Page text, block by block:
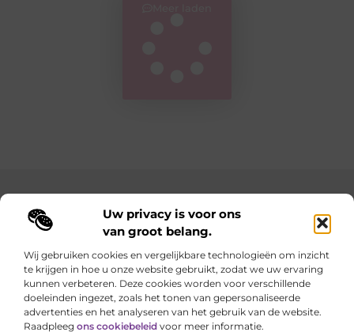
Uw privacy is voor ons
van groot belang.
Wij gebruiken cookies en vergelijkbare technologieën om inzicht
te krijgen in hoe u onze website gebruikt, zodat we uw ervaring
kunnen verbeteren. Deze cookies worden voor verschillende
doeleinden ingezet, zoals het tonen van gepersonaliseerde
advertenties en het analyseren van het gebruik van de website.
Raadpleeg ons cookiebeleid voor meer informatie.
Main Links
Elke dag iets nieuws op lindart.be
Laat je verrassen door creatieve blogs vol inspiratie,